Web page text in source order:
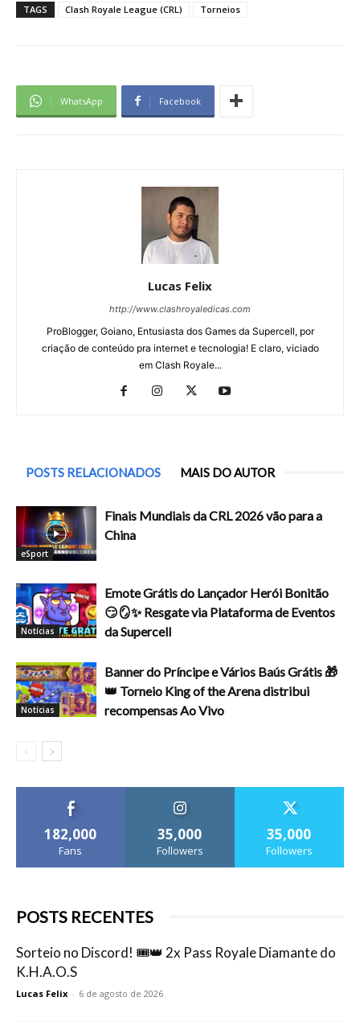
TAGS
Clash Royale League (CRL) Torneios
WhatsApp Facebook
Lucas Felix
http://www.clashroyaledicas.com
ProBlogger, Goiano, Entusiasta dos Games da Supercell, por
criação de conteúdo pra internet e tecnologia! E claro, viciado
em Clash Royale...
POSTS RELACIONADOS MAIS DO AUTOR
eSport
Finais Mundiais da CRL 2026 vão para a
China
Notícias
Emote Grátis do Lançador Herói Bonitão
😏🪞✨ Resgate via Plataforma de Eventos
da Supercell
Notícias
Banner do Príncipe e Vários Baús Grátis 🎁
👑 Torneio King of the Arena distribui
recompensas Ao Vivo
182,000
Fans
35,000
Followers
35,000
Followers
POSTS RECENTES
Sorteio no Discord! 🎟️👑 2x Pass Royale Diamante do
K.H.A.O.S
Lucas Felix - 6 de agosto de 2026